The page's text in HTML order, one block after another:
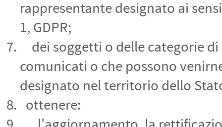
rappresentante designato ai
1, GDPR;
dei soggetti o delle categorie
comunicati o che possono
designato nel territorio dello
ottenere: